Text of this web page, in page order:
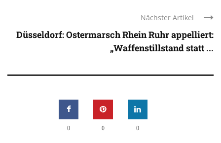
Nächster Artikel
Düsseldorf: Ostermarsch Rhein Ruhr appelliert:
„Waffenstillstand statt ...
0 0 0